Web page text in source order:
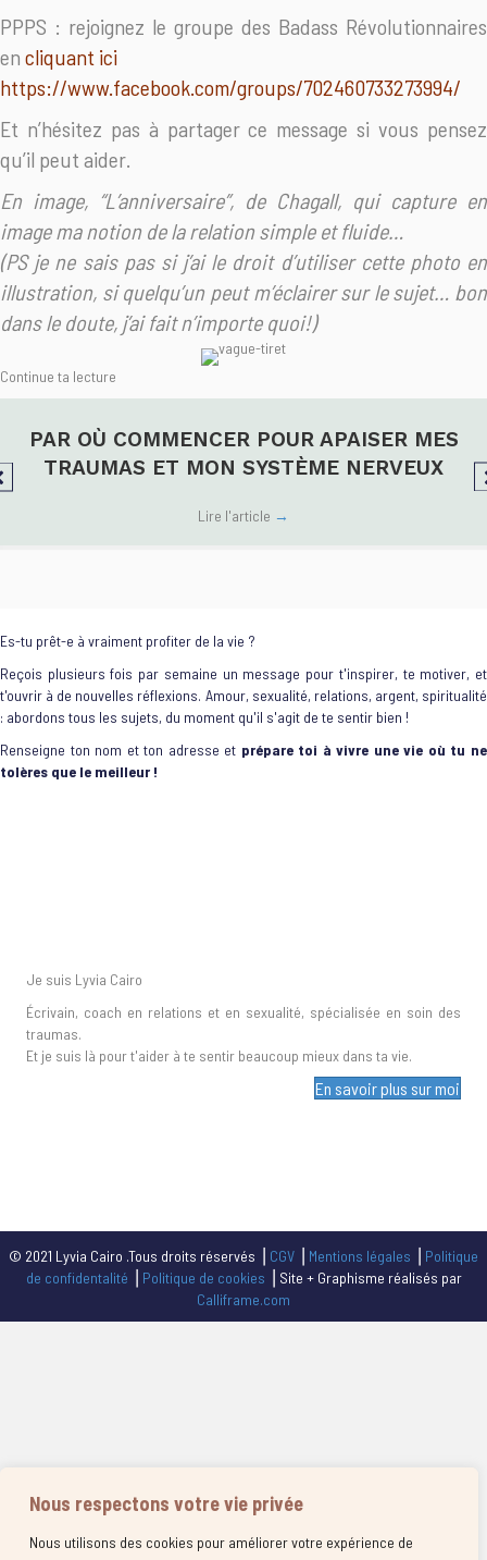
Nous respectons votre vie privée
Nous utilisons des cookies pour améliorer votre expérience de
PPPS : rejoignez le groupe des Badass Révolutionnaires
en cliquant ici
https://www.facebook.com/groups/702460733273994/
Et n’hésitez pas à partager ce message si vous pensez
qu’il peut aider.
En image, “L’anniversaire”, de Chagall, qui capture en
image ma notion de la relation simple et fluide…
(PS je ne sais pas si j’ai le droit d’utiliser cette photo en
illustration, si quelqu’un peut m’éclairer sur le sujet… bon
dans le doute, j’ai fait n’importe quoi!)
Continue ta lecture
PAR OÙ COMMENCER POUR APAISER MES
TRAUMAS ET MON SYSTÈME NERVEUX
Lire l'article →
Es-tu prêt-e à vraiment profiter de la vie ?
Reçois plusieurs fois par semaine un message pour t'inspirer, te motiver, et
t'ouvrir à de nouvelles réflexions. Amour, sexualité, relations, argent, spiritualité
: abordons tous les sujets, du moment qu'il s'agit de te sentir bien !
Renseigne ton nom et ton adresse et prépare toi à vivre une vie où tu ne
tolères que le meilleur !
Je suis Lyvia Cairo
Écrivain, coach en relations et en sexualité, spécialisée en soin des
traumas.
Et je suis là pour t'aider à te sentir beaucoup mieux dans ta vie.
En savoir plus sur moi
© 2021 Lyvia Cairo .Tous droits réservés ⎥ CGV Mentions légales
Politique
de confidentalité
Politique de cookies ⎥ Site + Graphisme réalisés par
Calliframe.com